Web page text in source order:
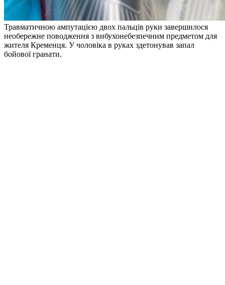
Травматичною ампутацією двох пальців руки завершилося
необережне поводження з вибухонебезпечним предметом для
жителя Кременця. У чоловіка в руках здетонував запал
бойової гранати.